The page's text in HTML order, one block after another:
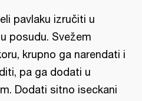
pavlaku izručiti u
posudu. Svežem
krupno ga narendati i
pa ga dodati u
Dodati sitno iseckani